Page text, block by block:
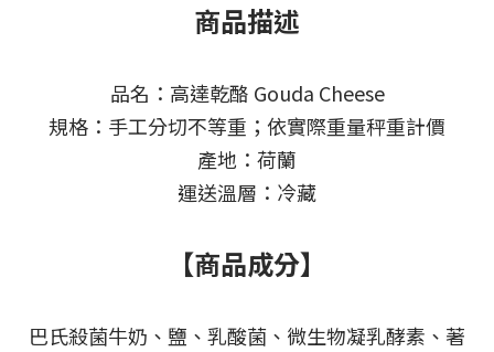
商品描述
品名：高達乾酪 Gouda Cheese
規格：手工分切不等重；依實際重量秤重計價
產地：荷蘭
運送溫層：冷藏
【商品成分】
巴氏殺菌牛奶、鹽、乳酸菌、微生物凝乳酵素、著